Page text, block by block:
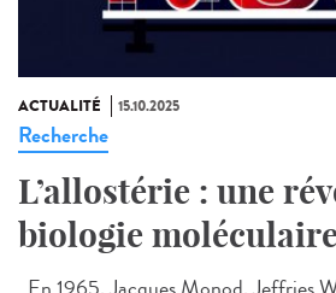
ACTUALITÉ 15.10.2025
Recherche
L’allostérie : une
biologie